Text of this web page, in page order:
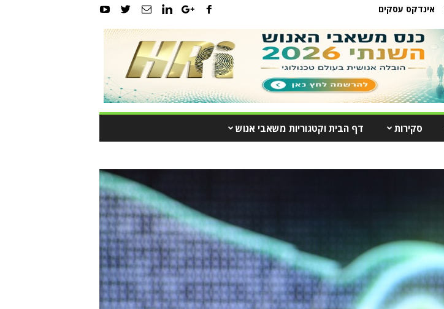
אינדקס עסקים
סקירות דף הבית וקטגוריות משאבי אנוש